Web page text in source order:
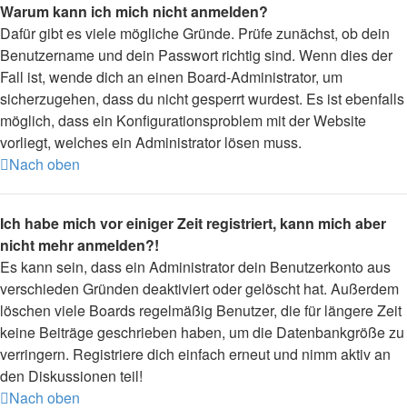
Warum kann ich mich nicht anmelden?
Dafür gibt es viele mögliche Gründe. Prüfe zunächst, ob dein
Benutzername und dein Passwort richtig sind. Wenn dies der
Fall ist, wende dich an einen Board-Administrator, um
sicherzugehen, dass du nicht gesperrt wurdest. Es ist ebenfalls
möglich, dass ein Konfigurationsproblem mit der Website
vorliegt, welches ein Administrator lösen muss.
Nach oben
Ich habe mich vor einiger Zeit registriert, kann mich aber
nicht mehr anmelden?!
Es kann sein, dass ein Administrator dein Benutzerkonto aus
verschieden Gründen deaktiviert oder gelöscht hat. Außerdem
löschen viele Boards regelmäßig Benutzer, die für längere Zeit
keine Beiträge geschrieben haben, um die Datenbankgröße zu
verringern. Registriere dich einfach erneut und nimm aktiv an
den Diskussionen teil!
Nach oben